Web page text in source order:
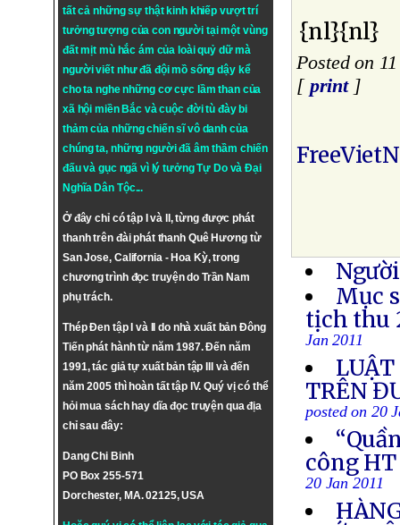
tất cả những sự thật kinh khiếp vượt trí
tưởng tượng của con người tại một vùng
đất mịt mù hắc ám của loài quỷ dữ mà
người viết như đã đội mồ sống dậy kể
cho ta nghe những cơ cực lầm than của
xã hội miền Bắc và cuộc đời tù đày bi
thảm của những chiến sĩ vô danh của
chúng ta, những người đã âm thầm chiến
đấu và gục ngã vì lý tưởngTự DovàĐại
Nghĩa Dân Tộc...
Ở đây chỉ có tập I và II, từng được phát
thanh trên đài phát thanh Quê Hương từ
San Jose, California - Hoa Kỳ, trong
chương trình đọc truyện do Trần Nam
phụ trách.
Thép Đen tập I và II do nhà xuất bản Đông
Tiến phát hành từ năm 1987. Đến năm
1991, tác giả tự xuất bản tập III và đến
năm 2005 thì hoàn tất tập IV. Quý vị có thể
hỏi mua sách hay dĩa đọc truyện qua địa
chỉ sau đây:
Dang Chi Binh
PO Box 255-571
Dorchester, MA. 02125, USA
{nl}{nl}
Posted on
[ print]
Mục
tịch thu
Jan 2011
TRÊN
posted on 20
công
20 Jan 2011